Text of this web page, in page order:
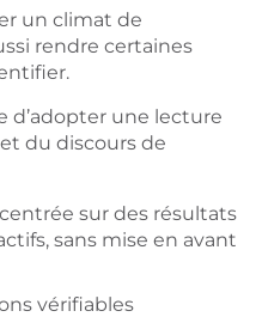
un climat de
rendre certaines
d’adopter une lecture
du discours de
sur des résultats
sans mise en avant
vérifiables